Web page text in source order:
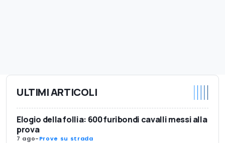
ULTIMI ARTICOLI
Elogio della follia: 600 furibondi cavalli messi alla
prova
7 ago-Prove su strada